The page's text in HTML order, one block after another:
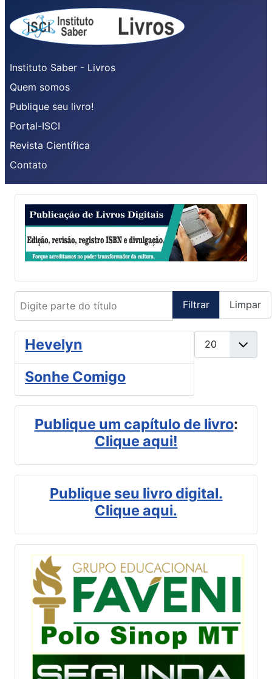
Instituto Saber - Livros
Quem somos
Publique seu livro!
Portal-ISCI
Revista Científica
Contato
Filtrar Limpar
Hevelyn
Sonhe Comigo
Publique um capítulo de livro:
Clique aqui!
Publique seu livro digital.
Clique aqui.